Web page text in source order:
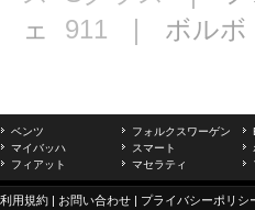
ェ 911 ｜ ボルボ
ベンツ フォルクスワーゲン
マイバッハ
スマート
フィアット
マセラティ
利用規約 | お問い合わせ | プライバシーポリシ